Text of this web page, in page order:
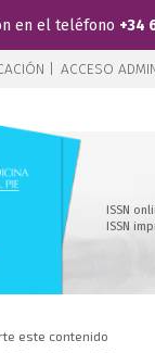
en el teléfono +34
| ACCESO
ISSN
ISSN
este contenido